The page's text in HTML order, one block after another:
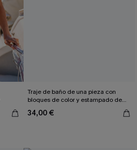
Traje de baño de una pieza con
bloques de color y estampado de
34,00 €